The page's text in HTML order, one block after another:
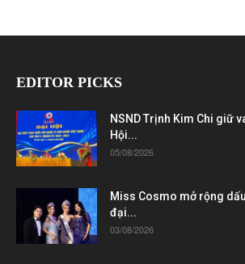
EDITOR PICKS
NSND Trịnh Kim Chi giữ
Hội...
05/08/2026
Miss Cosmo mở rộng
đại...
03/08/2026